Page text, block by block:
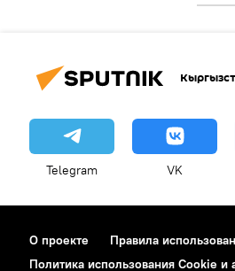
Telegram VK
О проекте Правила
Политика использования Cookie и